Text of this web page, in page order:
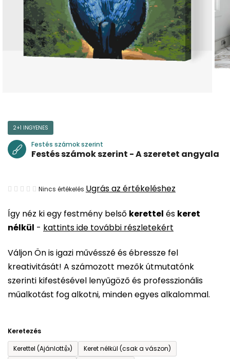
Így néz ki egy festmény belső kerettel és keret
nélkül - kattints ide további részletekért
Váljon Ön is igazi művésszé és ébressze fel
kreativitását! A számozott mezők útmutatónk
szerinti kifestésével lenyűgöző és professzionális
műalkotást fog alkotni, minden egyes alkalommal.
Keretezés
Kerettel (Ajánlott👍)
Keret nélkül (csak a vászon)
2+1 INGYENES
Festés számok szerint
Festés számok szerint - A szeretet angyala
A
átlagos
értékelése
ből
0,0
csillag.
Nincs értékelés Ugrás az értékeléshez